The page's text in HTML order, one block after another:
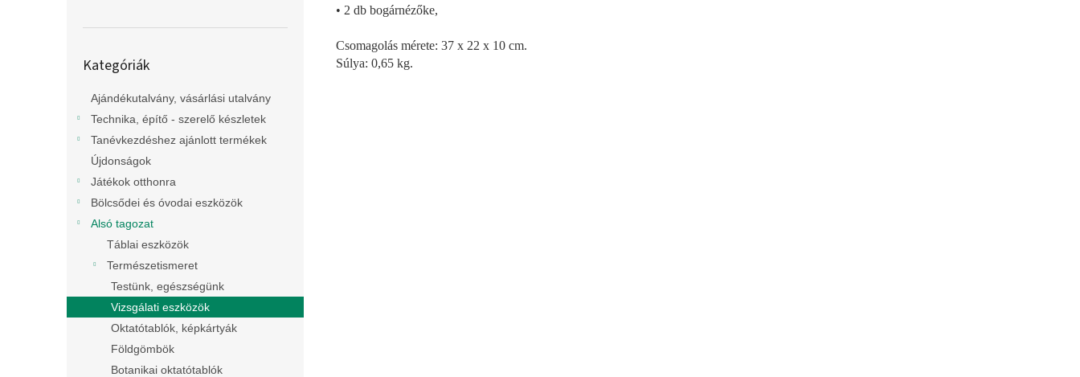
átugrása
Kategóriák
Ajándékutalvány, vásárlási utalvány
Technika, építő - szerelő készletek
Tanévkezdéshez ajánlott termékek
Újdonságok
Játékok otthonra
Bölcsődei és óvodai eszközök
Alsó tagozat
Táblai eszközök
Természetismeret
Testünk, egészségünk
Vizsgálati eszközök
Oktatótablók, képkártyák
Földgömbök
Botanikai oktatótablók
• 2 db bogárnézőke,
Csomagolás mérete: 37 x 22 x 10 cm.
Súlya: 0,65 kg.